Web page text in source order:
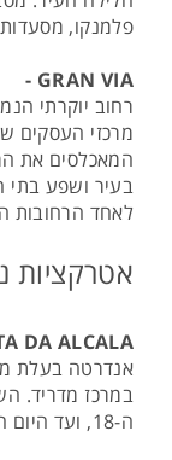
פלמנקו,
GRAN VIA -
רחוב יוקרתי
מרכזי העסקים
המאכלסים את
בעיר ושפע בתי
לאחד הרחובות
אטרקציות
DA ALCALA -
אנדרטה בעלת
במרכז מדריד.
ה-18, ועד היום הוא מהווה אתר תיירותי פופולרי בעיר.